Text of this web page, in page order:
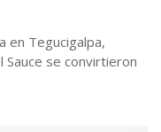
en Tegucigalpa,
Sauce se convirtieron